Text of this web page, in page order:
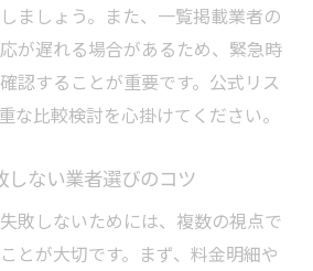
ましょう。また、一覧掲載業者の
が遅れる場合があるため、緊急時
認することが重要です。公式リス
な比較検討を心掛けてください。
しない業者選びのコツ
敗しないためには、複数の視点で
とが大切です。まず、料金明細や